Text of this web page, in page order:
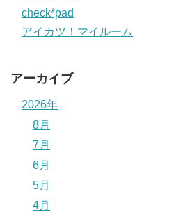
check*pad
アイカツ！マイルーム
アーカイブ
2026年
8月
7月
6月
5月
4月